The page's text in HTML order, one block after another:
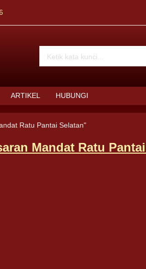
ARTIKEL HUBUNGI
Ratu Pantai Selatan"
Mandat Ratu